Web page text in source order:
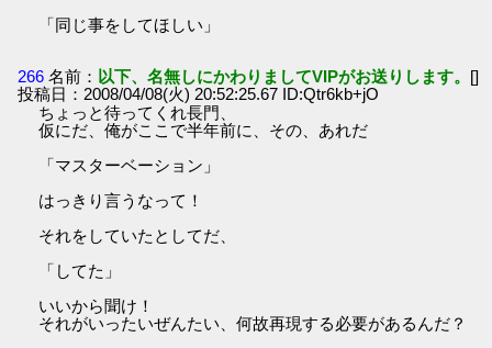
「同じ事をしてほしい」
266 名前： 以下、名無しにかわりましてVIPがお送りします。 []
投稿日：2008/04/08(火) 20:52:25.67 ID:Qtr6kb+jO
ちょっと待ってくれ長門、
仮にだ、俺がここで半年前に、その、あれだ
「マスターベーション」
はっきり言うなって！
それをしていたとしてだ、
「してた」
いいから聞け！
それがいったいぜんたい、何故再現する必要があるんだ？